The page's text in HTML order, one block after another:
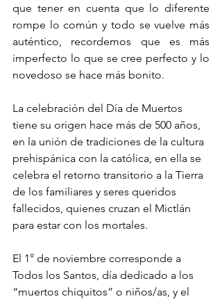
que tener en cuenta que lo diferente
rompe lo común y todo se vuelve más
auténtico, recordemos que es más
imperfecto lo que se cree perfecto y lo
novedoso se hace más bonito.
La celebración del Día de Muertos
tiene su origen hace más de 500 años,
en la unión de tradiciones de la cultura
prehispánica con la católica, en ella se
celebra el retorno transitorio a la Tierra
de los familiares y seres queridos
fallecidos, quienes cruzan el Mictlán
para estar con los mortales.
El 1° de noviembre corresponde a
Todos los Santos, día dedicado a los
“muertos chiquitos” o niños/as, y el